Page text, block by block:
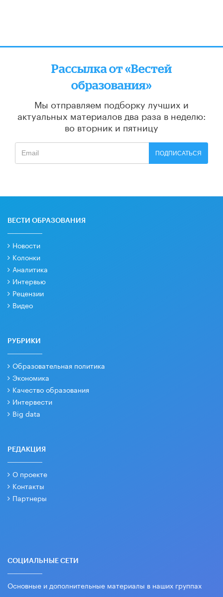
Рассылка от «Вестей
образования»
Мы отправляем подборку лучших и
актуальных материалов два раза в неделю:
во вторник и пятницу
ПОДПИСАТЬСЯ
ВЕСТИ ОБРАЗОВАНИЯ
Новости
Колонки
Аналитика
Интервью
Рецензии
Видео
РУБРИКИ
Образовательная политика
Экономика
Качество образования
Интервести
Big data
РЕДАКЦИЯ
О проекте
Контакты
Партнеры
СОЦИАЛЬНЫЕ СЕТИ
Основные и дополнительные материалы в наших группах